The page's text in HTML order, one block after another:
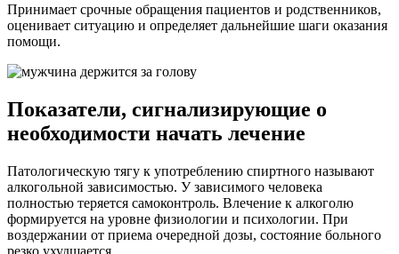
Принимает срочные обращения пациентов и родственников,
оценивает ситуацию и определяет дальнейшие шаги оказания
помощи.
Показатели, сигнализирующие о
необходимости начать лечение
Патологическую тягу к употреблению спиртного называют
алкогольной зависимостью. У зависимого человека
полностью теряется самоконтроль. Влечение к алкоголю
формируется на уровне физиологии и психологии. При
воздержании от приема очередной дозы, состояние больного
резко ухудшается.